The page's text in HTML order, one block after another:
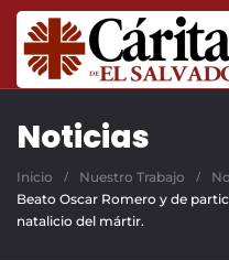
Skip to main content
Noticias
Inicio Nuestro Trabajo
Beato Oscar Romero y de
natalicio del mártir.